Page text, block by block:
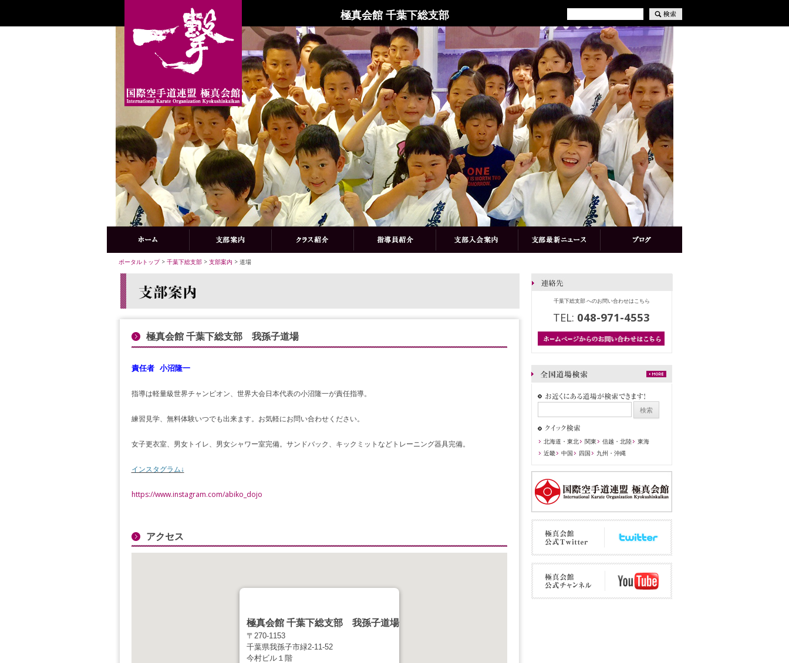
極真会館 千葉下総支部
ポータルトップ> 千葉下総支部 > 支部案内 > 道場
極真会館 千葉下総支部 我孫子道場
責任者 小沼隆一
指導は軽量級世界チャンピオン、世界大会日本代表の小沼隆一が責任指導。
練習見学、無料体験いつでも出来ます。お気軽にお問い合わせください。
女子更衣室、男女トイレ、男女シャワー室完備。サンドバック、キックミットなどトレーニング器具完備。
インスタグラム↓
https://www.instagram.com/abiko_dojo
アクセス
極真会館 千葉下総支部 我孫子道場
〒270-1153
千葉県我孫子市緑2-11-52
今村ビル１階
千葉下総支部 へのお問い合わせはこちら
TEL: 048-971-4553
北海道・東北 関東 信越・北陸
東海
近畿
中国 四国 九州・沖縄